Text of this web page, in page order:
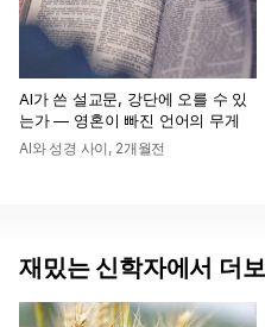
AI가 쓴 설교문, 강단에 오를 수 있
는가 — 영혼이 빠진 언어의 무게
AI와 성경 사이 , 2개월전
재밌는 신학자에서 더